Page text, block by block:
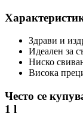
Здрави и
Идеален за
Ниско
Висока
Често се
1 l